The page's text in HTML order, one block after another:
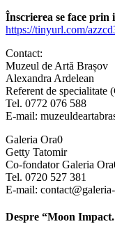
Înscrierea se face
https://tinyurl.com/
Contact:
Muzeul de Artă Brașov
Alexandra Ardelean
Referent de specialitate
Tel. 0772 076 588
E-mail:
Galeria Ora0
Getty Tatomir
Co-fondator Galeria
Tel. 0720 527 381
E-mail:
Despre “Moon